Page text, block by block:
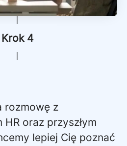
Krok 4
rozmowę z
oraz przyszłym
lepiej Cię poznać